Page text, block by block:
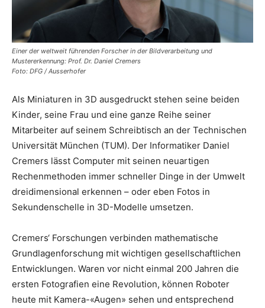
Einer der weltweit führenden Forscher in der Bildverarbeitung und
Mustererkennung: Prof. Dr. Daniel Cremers
Foto: DFG / Ausserhofer
Als Miniaturen in 3D ausgedruckt stehen seine beiden
Kinder, seine Frau und eine ganze Reihe seiner
Mitarbeiter auf seinem Schreibtisch an der Technischen
Universität München (TUM). Der Informatiker Daniel
Cremers lässt Computer mit seinen neuartigen
Rechenmethoden immer schneller Dinge in der Umwelt
dreidimensional erkennen – oder eben Fotos in
Sekundenschelle in 3D-Modelle umsetzen.
Cremers‘ Forschungen verbinden mathematische
Grundlagenforschung mit wichtigen gesellschaftlichen
Entwicklungen. Waren vor nicht einmal 200 Jahren die
ersten Fotografien eine Revolution, können Roboter
heute mit Kamera-«Augen» sehen und entsprechend